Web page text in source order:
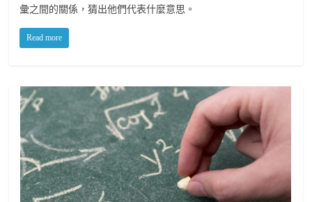
彙之間的關係，猜出他們代表什麼意思。
Read more